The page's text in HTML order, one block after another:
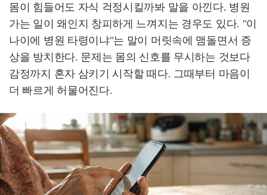
몸이 힘들어도 자식 걱정시킬까봐 말을 아낀다. 병원
가는 일이 왜인지 창피하게 느껴지는 경우도 있다. "이
나이에 병원 타령이냐"는 말이 머릿속에 맴돌면서 증
상을 방치한다. 문제는 몸의 신호를 무시하는 것보다
감정까지 혼자 삼키기 시작할 때다. 그때부터 마음이
더 빠르게 허물어진다.